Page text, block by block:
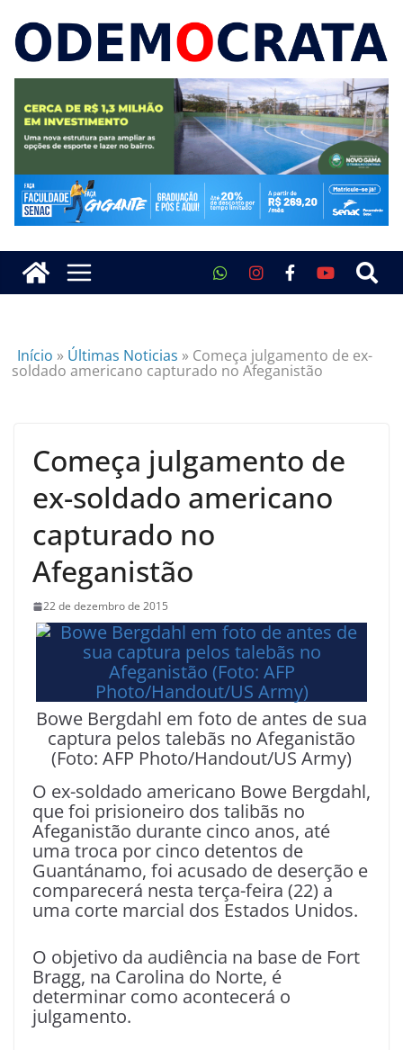
Início » Últimas Noticias » Começa julgamento de ex-
soldado americano capturado no Afeganistão
Começa julgamento de
ex-soldado americano
capturado no
Afeganistão
22 de dezembro de 2015
Bowe Bergdahl em foto de antes de sua
captura pelos talebãs no Afeganistão
(Foto: AFP Photo/Handout/US Army)
O ex-soldado americano Bowe Bergdahl,
que foi prisioneiro dos talibãs no
Afeganistão durante cinco anos, até
uma troca por cinco detentos de
Guantánamo, foi acusado de deserção e
comparecerá nesta terça-feira (22) a
uma corte marcial dos Estados Unidos.
O objetivo da audiência na base de Fort
Bragg, na Carolina do Norte, é
determinar como acontecerá o
julgamento.